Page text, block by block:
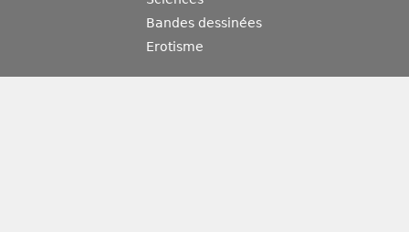
Bandes dessinées
Erotisme